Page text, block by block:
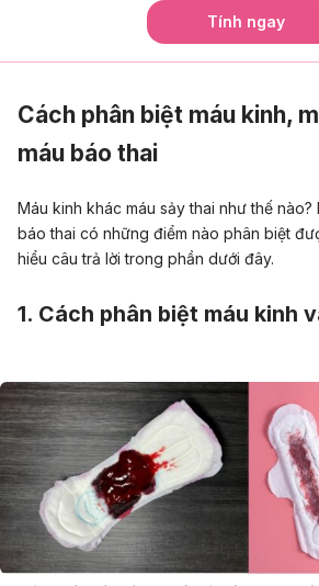
Tính ngay
Cách phân biệt máu kinh,
máu báo thai
Máu kinh khác máu sảy thai như thế nào?
báo thai có những điểm nào phân biệt
hiểu câu trả lời trong phần dưới đây.
1. Cách phân biệt máu kinh